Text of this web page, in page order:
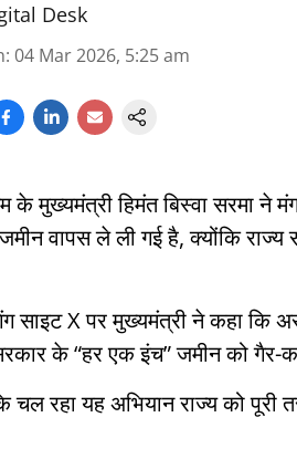
Desk
: 04 Mar 2026, 5:25 am
के मुख्यमंत्री हिमंत बिस्वा सरमा ने
वापस ले ली गई है, क्योंकि
साइट X पर मुख्यमंत्री ने कहा कि
के “हर एक इंच” जमीन को गैर-
चल रहा यह अभियान राज्य को